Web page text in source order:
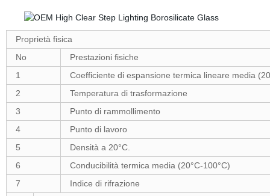
Proprietà fisica
No
Prestazioni fisiche
1
Coefficiente di espansione termica lineare media
2
Temperatura di trasformazione
3
Punto di rammollimento
4
Punto di lavoro
5
Densità a 20°C.
6
Conducibilità termica media (20°C-100°C)
7
Indice di rifrazione